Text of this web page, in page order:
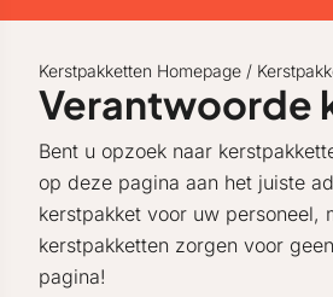
Kerstpakketten Homepage /
Verantwoorde
Bent u opzoek naar
op deze pagina aan het juiste
kerstpakket voor uw personeel,
kerstpakketten zorgen voor
pagina!